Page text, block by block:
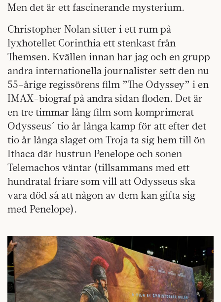
Men det är ett fascinerande mysterium.
Christopher Nolan sitter i ett rum på
lyxhotellet Corinthia ett stenkast från
Themsen. Kvällen innan har jag och en grupp
andra internationella journalister sett den nu
55-årige regissörens film ”The Odyssey” i en
IMAX-biograf på andra sidan floden. Det är
en tre timmar lång film som komprimerat
Odysseus´ tio år långa kamp för att efter det
tio år långa slaget om Troja ta sig hem till ön
Ithaca där hustrun Penelope och sonen
Telemachos väntar (tillsammans med ett
hundratal friare som vill att Odysseus ska
vara död så att någon av dem kan gifta sig
med Penelope).